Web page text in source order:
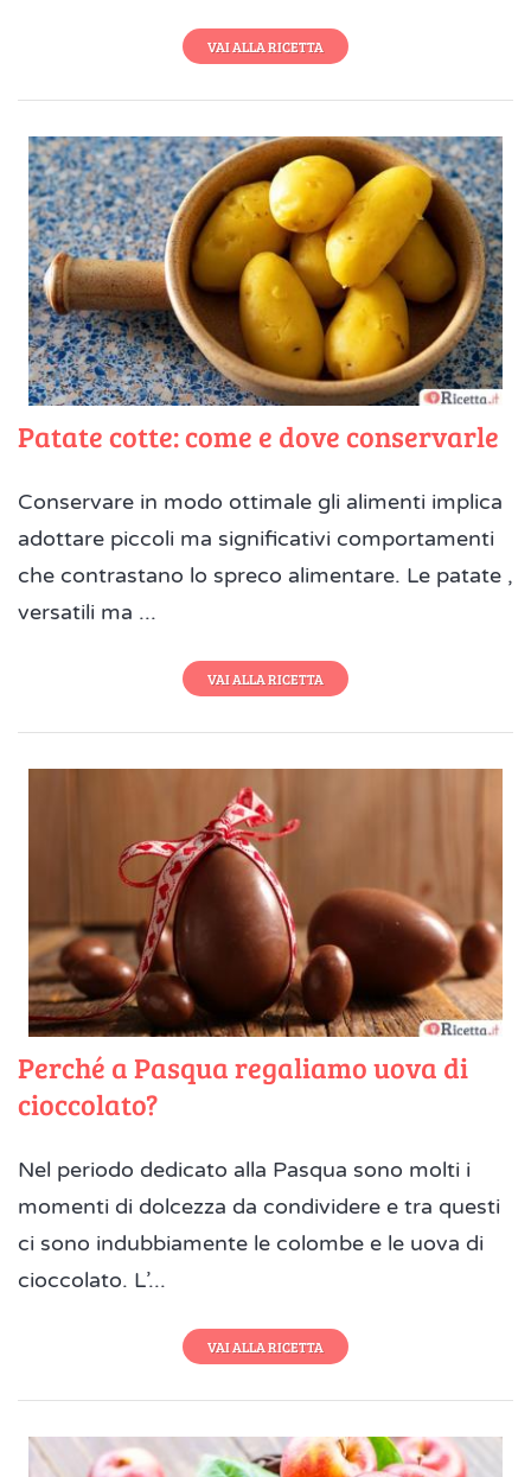
VAI ALLA RICETTA
Patate cotte: come e dove conservarle
Conservare in modo ottimale gli alimenti implica
adottare piccoli ma significativi comportamenti
che contrastano lo spreco alimentare. Le patate ,
versatili ma ...
VAI ALLA RICETTA
Perché a Pasqua regaliamo uova di
cioccolato?
Nel periodo dedicato alla Pasqua sono molti i
momenti di dolcezza da condividere e tra questi
ci sono indubbiamente le colombe e le uova di
cioccolato. L’...
VAI ALLA RICETTA